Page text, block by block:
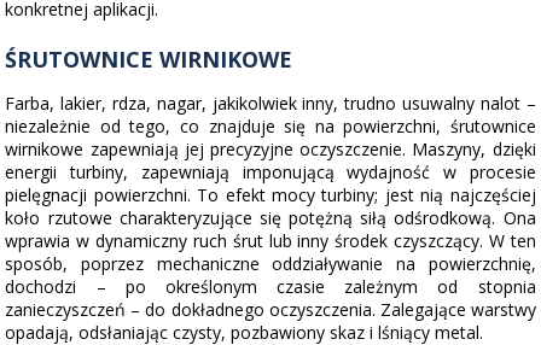
konkretnej aplikacji.
ŚRUTOWNICE WIRNIKOWE
Farba, lakier, rdza, nagar, jakikolwiek inny, trudno usuwalny nalot –
niezależnie od tego, co znajduje się na powierzchni, śrutownice
wirnikowe zapewniają jej precyzyjne oczyszczenie. Maszyny, dzięki
energii turbiny, zapewniają imponującą wydajność w procesie
pielęgnacji powierzchni. To efekt mocy turbiny; jest nią najczęściej
koło rzutowe charakteryzujące się potężną siłą odśrodkową. Ona
wprawia w dynamiczny ruch śrut lub inny środek czyszczący. W ten
sposób, poprzez mechaniczne oddziaływanie na powierzchnię,
dochodzi – po określonym czasie zależnym od stopnia
zanieczyszczeń – do dokładnego oczyszczenia. Zalegające warstwy
opadają, odsłaniając czysty, pozbawiony skaz i lśniący metal.